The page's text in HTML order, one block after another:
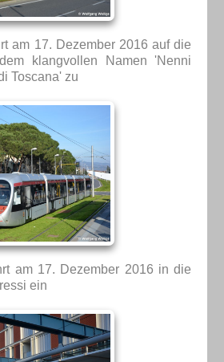
am 17. Dezember 2016 auf die
klangvollen Namen 'Nenni
Toscana' zu
am 17. Dezember 2016 in die
ein